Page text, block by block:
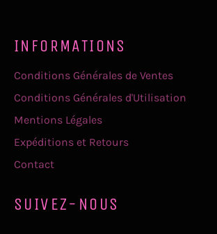
INFORMATIONS
Conditions Générales de Ventes
Conditions Générales d'Utilisation
Mentions Légales
Expéditions et Retours
Contact
SUIVEZ-NOUS